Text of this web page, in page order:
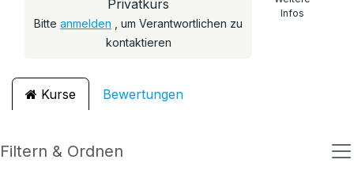
Privatkurs
Bitteanmelden , um Verantwortlichen zu
kontaktieren
Infos
Kurse Bewertungen
Filtern & Ordnen